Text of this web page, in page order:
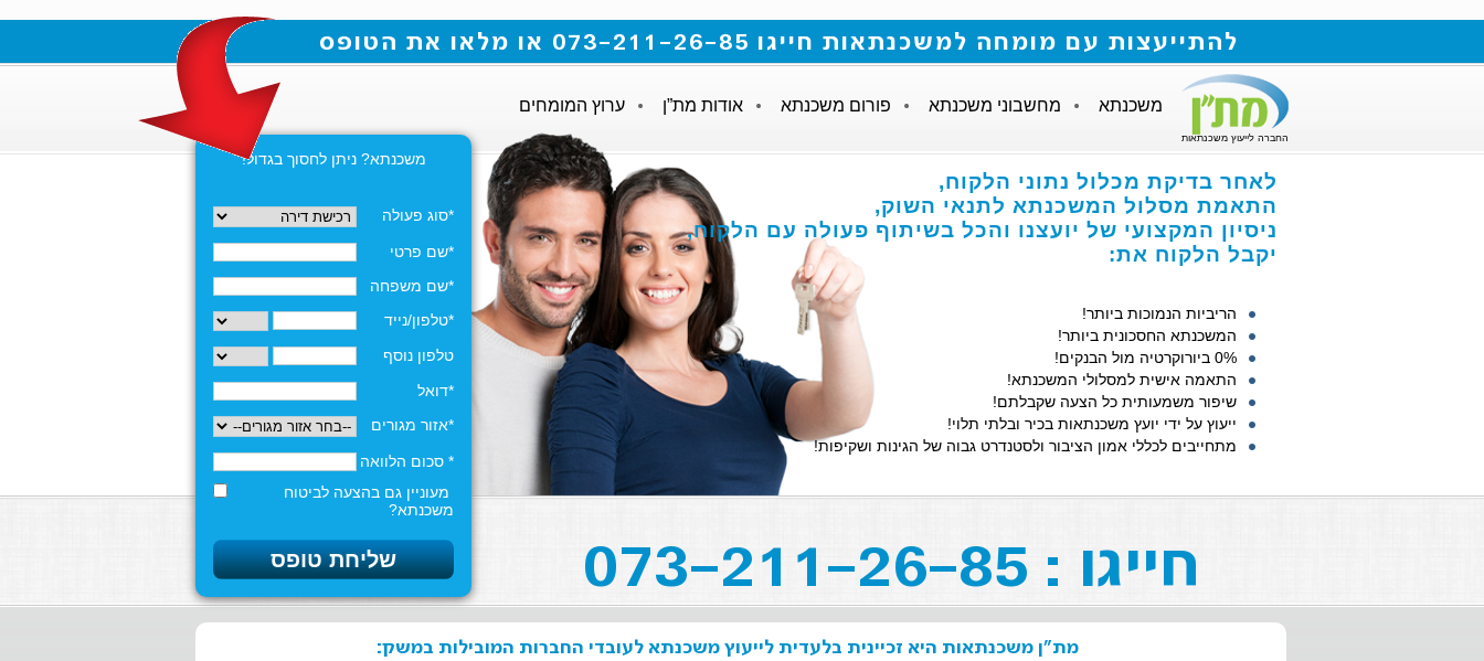
להתייעצות עם מומחה למשכנתאות חייגו 073-211-26-85 או מלאו את הטופס
החברה לייעוץ משכנתאות
משכנתא מחשבוני משכנתא פורום משכנתא אודות מת”ן ערוץ המומחים
משכנתא? ניתן לחסוך בגדול!
*סוג פעולה
*שם פרטי
*שם משפחה
*טלפון/נייד
טלפון נוסף
*דואל
*אזור מגורים
* סכום הלוואה
מעוניין גם בהצעה לביטוח
משכנתא?
לאחר בדיקת מכלול נתוני הלקוח,
התאמת מסלול המשכנתא לתנאי השוק,
ניסיון המקצועי של יועצנו והכל בשיתוף פעולה עם הלקוח,
יקבל הלקוח את:
הריביות הנמוכות ביותר!
המשכנתא החסכונית ביותר!
0% ביורוקרטיה מול הבנקים!
התאמה אישית למסלולי המשכנתא!
שיפור משמעותית כל הצעה שקבלתם!
ייעוץ על ידי יועץ משכנתאות בכיר ובלתי תלוי!
מתחייבים לכללי אמון הציבור ולסטנדרט גבוה של הגינות ושקיפות!
חייגו : 073-211-26-85
מת"ן משכנתאות היא זכיינית בלעדית לייעוץ משכנתא לעובדי החברות המובילות במשק: